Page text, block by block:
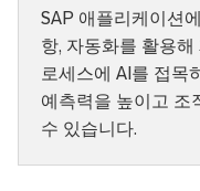
SAP 애플리케이션
항, 자동화를 활용
로세스에 AI를 접목
예측력을 높이고 조
수 있습니다.